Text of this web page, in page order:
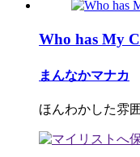
Who has My
まんなかマナカ
ほんわかした雰